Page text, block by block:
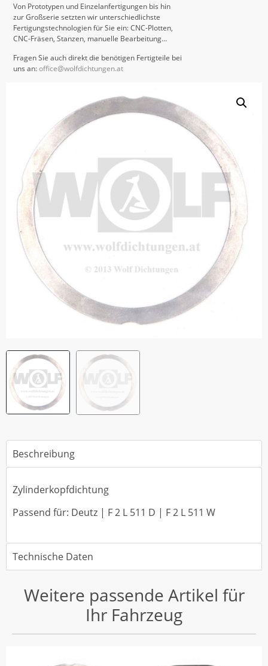
Von Prototypen und Einzelanfertigungen bis hin
zur Großserie setzten wir unterschiedlichste
Fertigungstechnologien für Sie ein: CNC-Plotten,
CNC-Fräsen, Stanzen, manuelle Bearbeitung…
Fragen Sie auch direkt die benötigen Fertigteile bei
uns an:office@wolfdichtungen.at
Beschreibung
Zylinderkopfdichtung
Passend für: Deutz | F 2 L 511 D | F 2 L 511 W
Technische Daten
Weitere passende Artikel für
Ihr Fahrzeug